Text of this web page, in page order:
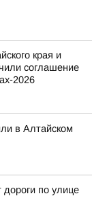
края и
соглашение
2026
в Алтайском
по улице